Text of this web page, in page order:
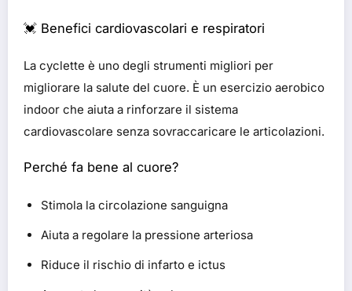
💓 Benefici cardiovascolari e respiratori
La cyclette è uno degli strumenti migliori per
migliorare la salute del cuore. È un esercizio aerobico
indoor che aiuta a rinforzare il sistema
cardiovascolare senza sovraccaricare le articolazioni.
Perché fa bene al cuore?
Stimola la circolazione sanguigna
Aiuta a regolare la pressione arteriosa
Riduce il rischio di infarto e ictus